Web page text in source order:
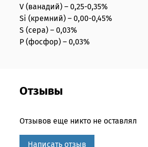
V (ванадий) – 0,25-0,35%
Si (кремний) – 0,00-0,45%
S (сера) – 0,03%
P (фосфор) – 0,03%
Отзывы
Отзывов еще никто не оставлял
Написать отзыв